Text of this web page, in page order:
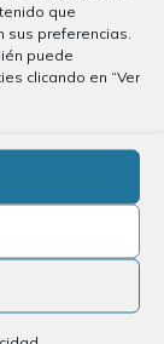
que
preferencias.
puede
clicando en “Ver